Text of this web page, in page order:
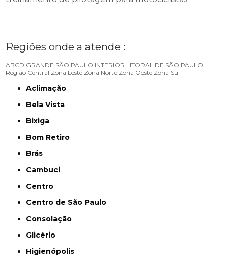
Regiões onde a atende :
ABCD GRANDE SÃO PAULO INTERIOR LITORAL DE SÃO PAULO
Região Central Zona Leste Zona Norte Zona Oeste Zona Sul
Aclimação
Bela Vista
Bixiga
Bom Retiro
Brás
Cambuci
Centro
Centro de São Paulo
Consolação
Glicério
Higienópolis